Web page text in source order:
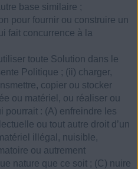
base similaire ;
pour fournir ou construire un
fait concurrence à la
toute Solution dans le
Politique ; (ii) charger,
copier ou stocker
ou matériel, ou réaliser ou
pourrait : (A) enfreindre les
ou tout autre droit d’un
illégal, nuisible,
ou autrement
nature que ce soit ; (C) nuire